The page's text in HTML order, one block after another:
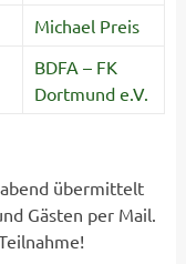
Michael Preis
BDFA – FK
Dortmund e.V.
übermittelt
Gästen per Mail.